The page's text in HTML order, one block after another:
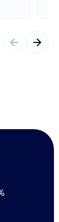
arrow_back arrow_forward